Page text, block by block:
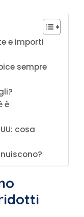
e importi
sempre
è
cosa